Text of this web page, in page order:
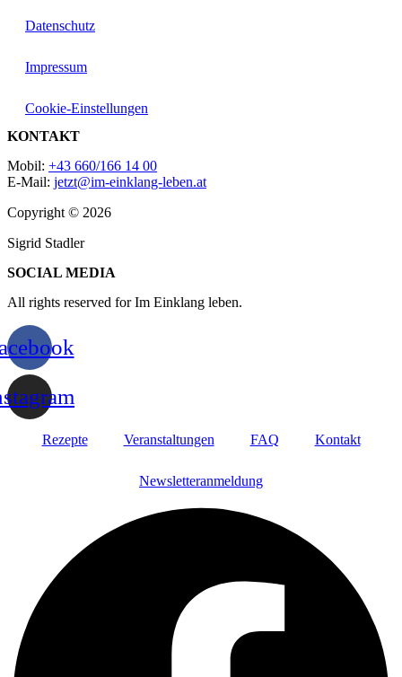
Datenschutz
Impressum
Cookie-Einstellungen
KONTAKT
Mobil: +43 660/166 14 00
E-Mail: jetzt@im-einklang-leben.at
Copyright © 2026
Sigrid Stadler
SOCIAL MEDIA
All rights reserved for Im Einklang leben.
Rezepte Veranstaltungen FAQ Kontakt
Newsletteranmeldung